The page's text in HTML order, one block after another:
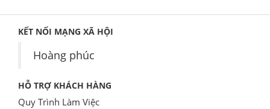
KẾT NỐI MẠNG XÃ HỘI
Hoàng phúc
HỖ TRỢ KHÁCH HÀNG
Quy Trình Làm Việc